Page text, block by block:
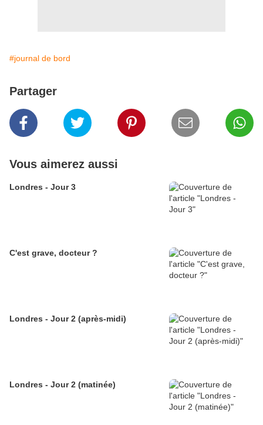
#journal de bord
Partager
Vous aimerez aussi
Londres - Jour 3
C'est grave, docteur ?
Londres - Jour 2 (après-midi)
Londres - Jour 2 (matinée)